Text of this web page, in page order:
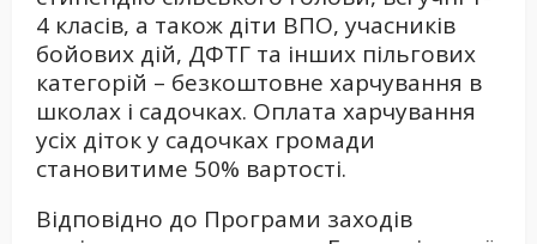
4 класів, а також діти ВПО, учасників
бойових дій, ДФТГ та інших пільгових
категорій – безкоштовне харчування в
школах і садочках. Оплата харчування
усіх діток у садочках громади
становитиме 50% вартості.
Відповідно до Програми заходів